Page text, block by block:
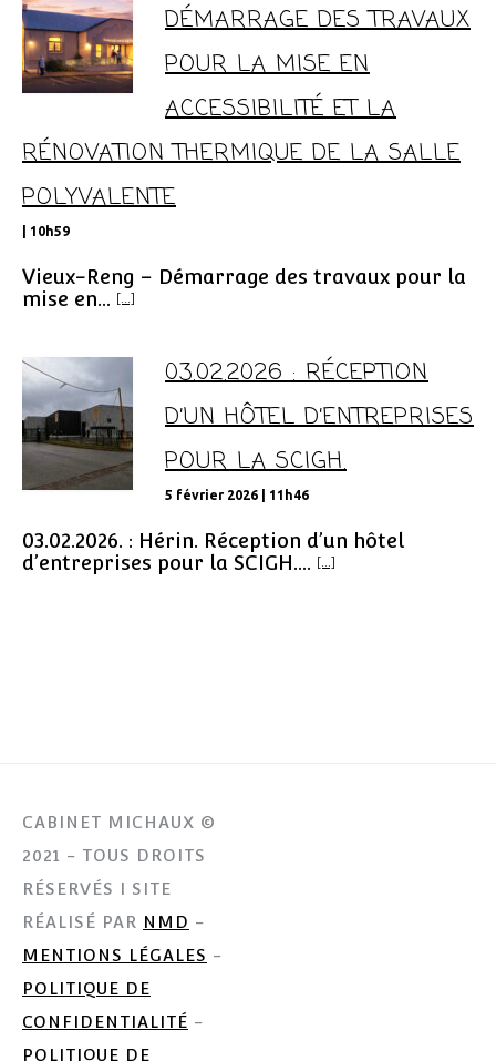
DÉMARRAGE DES TRAVAUX
POUR LA MISE EN
ACCESSIBILITÉ ET LA
RÉNOVATION THERMIQUE DE LA SALLE
POLYVALENTE
| 10h59
Vieux-Reng – Démarrage des travaux pour la
mise en... [...]
03.02.2026 : RÉCEPTION
D’UN HÔTEL D’ENTREPRISES
POUR LA SCIGH.
5 février 2026 | 11h46
03.02.2026. : Hérin. Réception d’un hôtel
d’entreprises pour la SCIGH.... [...]
CABINET MICHAUX ©
2021 - TOUS DROITS
RÉSERVÉS I SITE
RÉALISÉ PAR NMD -
MENTIONS LÉGALES -
POLITIQUE DE
CONFIDENTIALITÉ -
POLITIQUE DE